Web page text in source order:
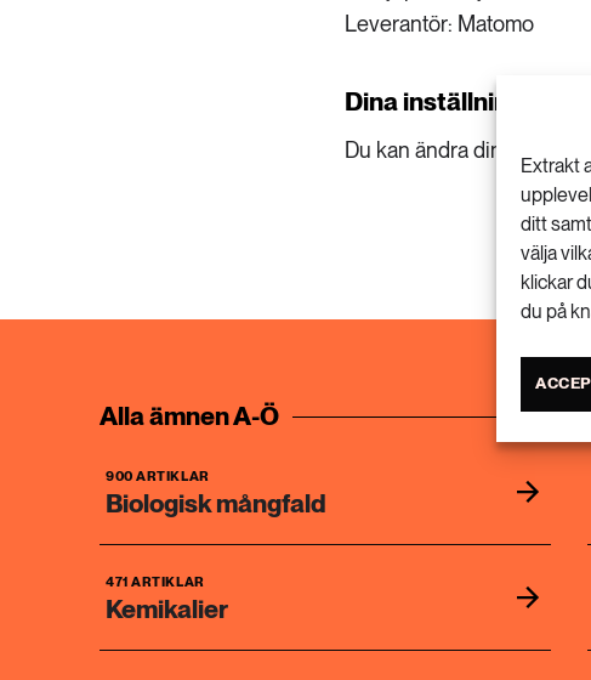
Extrakt
ditt
välja
klickar
du på
Leverantör: Matomo
Dina inställningar
Du kan ändra dina
Alla ämnen A-Ö
900 ARTIKLAR
Biologisk mångfald
471 ARTIKLAR
Kemikalier